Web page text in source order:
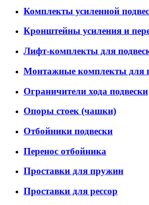
Комплекты усиленной
Кронштейны усиления и
Лифт-комплекты для
Монтажные комплекты для
Ограничители хода подвески
Опоры стоек (чашки)
Отбойники подвески
Перенос отбойника
Проставки для пружин
Проставки для рессор